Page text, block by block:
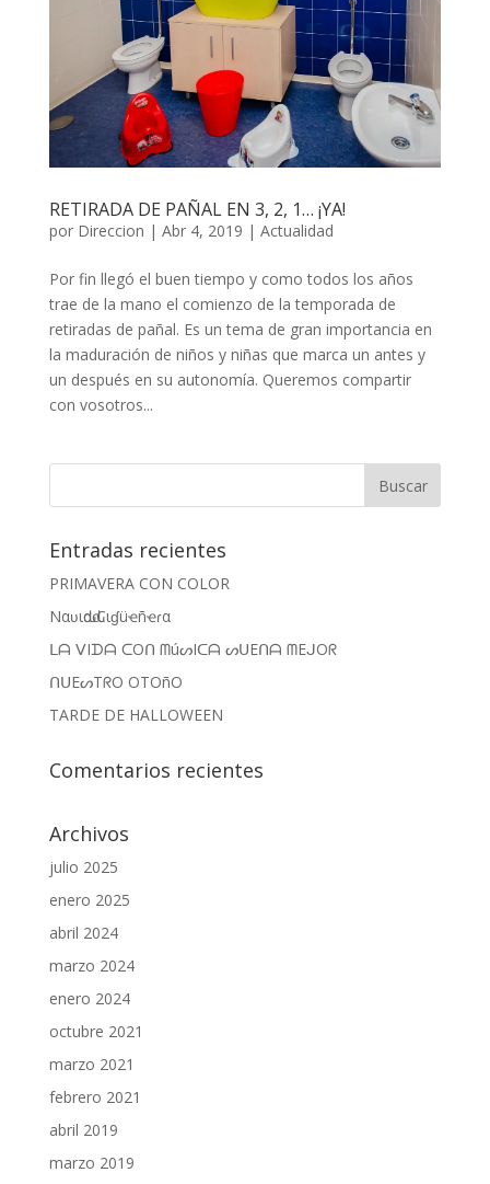
RETIRADA DE PAÑAL EN 3, 2, 1… ¡YA!
por Direccion | Abr 4, 2019 | Actualidad
Por fin llegó el buen tiempo y como todos los años
trae de la mano el comienzo de la temporada de
retiradas de pañal. Es un tema de gran importancia en
la maduración de niños y niñas que marca un antes y
un después en su autonomía. Queremos compartir
con vosotros...
Entradas recientes
PRIMAVERA CON COLOR
Nαʋιԃαԃ Cιɠüҽñҽɾα
ᒪᗩ ᐯIᗪᗩ ᑕOᑎ ᗰúᔕIᑕᗩ ᔕᑌEᑎᗩ ᗰEᒍOᖇ
ᑎᑌEᔕTᖇO OTOñO
TARDE DE HALLOWEEN
Comentarios recientes
Archivos
julio 2025
enero 2025
abril 2024
marzo 2024
enero 2024
octubre 2021
marzo 2021
febrero 2021
abril 2019
marzo 2019